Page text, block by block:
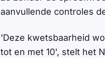
aanvullende controles
'Deze kwetsbaarheid
tot en met 10', stelt het